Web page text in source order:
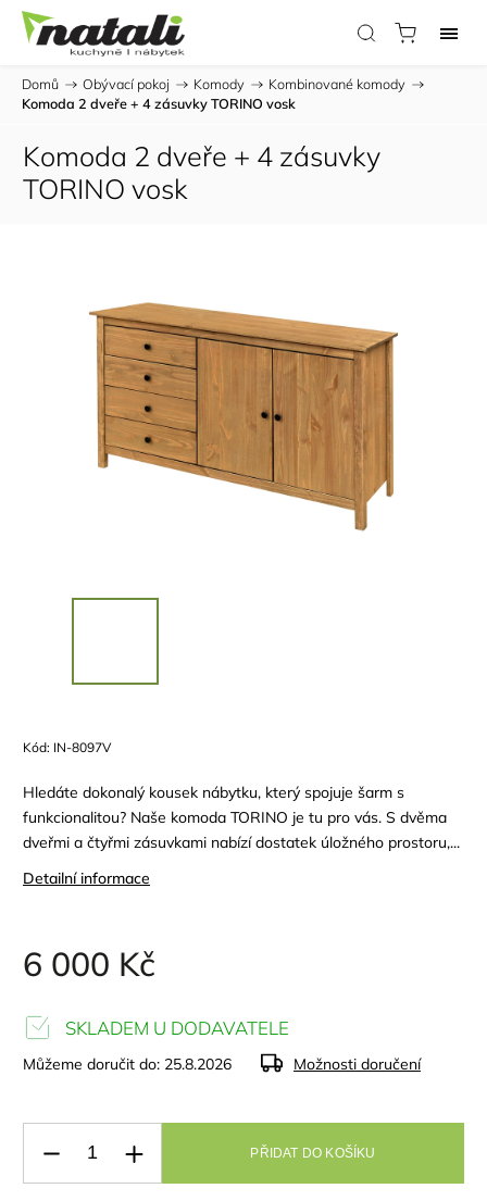
Domů / Obývací pokoj / Komody / Kombinované komody /
Komoda 2 dveře + 4 zásuvky TORINO vosk
Komoda 2 dveře + 4 zásuvky
TORINO vosk
Kód: IN-8097V
Hledáte dokonalý kousek nábytku, který spojuje šarm s
funkcionalitou? Naše komoda TORINO je tu pro vás. S dvěma
dveřmi a čtyřmi zásuvkami nabízí dostatek úložného prostoru,...
Detailní informace
6 000 Kč
SKLADEM U DODAVATELE
Můžeme doručit do: 25.8.2026 Možnosti doručení
PŘIDAT DO KOŠÍKU